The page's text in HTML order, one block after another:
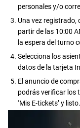
personales y/o
Una vez registrado,
partir de las 10:00
la espera del turno
Selecciona los
datos de la tarjeta
El anuncio de
podrás verificar los
‘Mis E-tickets’ y listo.